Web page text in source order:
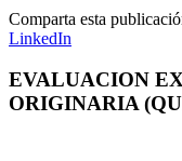
Comparta esta
LinkedIn
EVALUACION
ORIGINARIA